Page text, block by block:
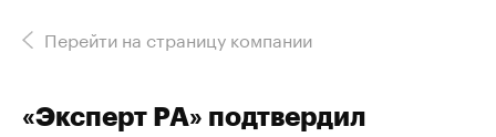
Перейти на страницу компании
«Эксперт РА» подтвердил